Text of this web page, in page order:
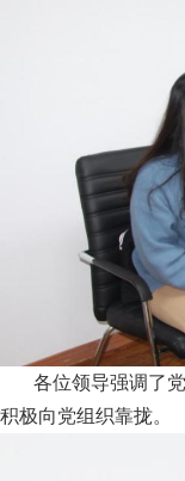
各位领导强调了
积极向党组织靠拢。